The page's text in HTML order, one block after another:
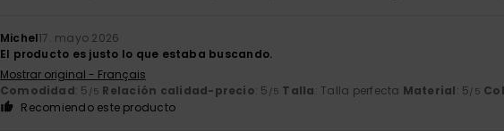
Michel17. mayo 2026
El producto es justo lo que estaba buscando.
Mostrar original - Français
Comodidad: 5 /5 Relación calidad-precio: 5 /5 Talla: Talla perfecta Material: 5 /5
Recomiendo este producto